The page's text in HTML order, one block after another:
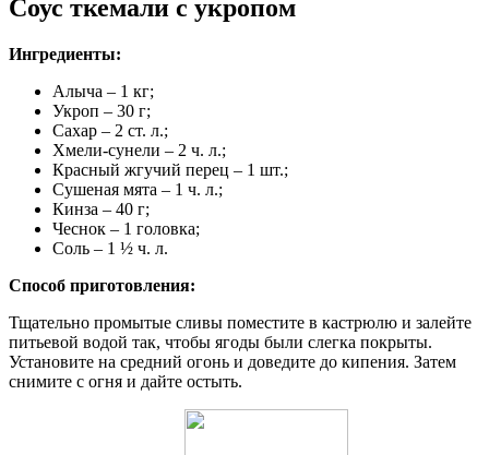
Соус ткемали с укропом
Ингредиенты:
Алыча – 1 кг;
Укроп – 30 г;
Сахар – 2 ст. л.;
Хмели-сунели – 2 ч. л.;
Красный жгучий перец – 1 шт.;
Сушеная мята – 1 ч. л.;
Кинза – 40 г;
Чеснок – 1 головка;
Соль – 1 ½ ч. л.
Способ приготовления:
Тщательно промытые сливы поместите в кастрюлю и залейте
питьевой водой так, чтобы ягоды были слегка покрыты.
Установите на средний огонь и доведите до кипения. Затем
снимите с огня и дайте остыть.